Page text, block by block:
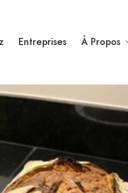
Entreprises À Propos